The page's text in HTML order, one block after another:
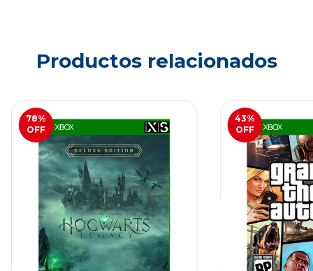
Productos relacionados
78%
OFF
43%
OFF